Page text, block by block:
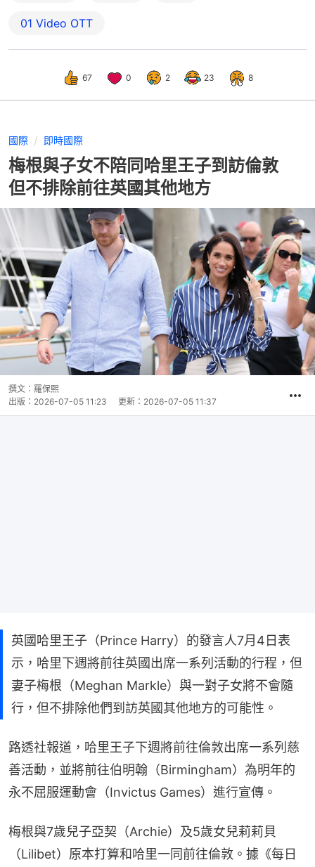
01‌ ‌Video‌ ‌OTT
67 0 2 23 8
國際 即時國際
梅根與子女不陪同哈里王子到訪倫敦
但不排除前往英國其他地方
撰文： 羅保熙
出版： 2026-07-05 11:23 更新： 2026-07-05 11:37
英國哈里王子（Prince Harry）的發言人7月4日表
示，哈里下週將前往英國出席一系列活動的行程，但
妻子梅根（Meghan Markle）與一對子女將不會隨
行，但不排除他們到訪英國其他地方的可能性。
路透社報道，哈里王子下週將前往倫敦出席一系列慈
善活動，並將前往伯明翰（Birmingham）為明年的
永不屈服運動會（Invictus Games）進行宣傳。
梅根與7歲兒子亞契（Archie）及5歲女兒莉莉貝
（Lilibet）原本打算和哈里一同前往倫敦。據《每日